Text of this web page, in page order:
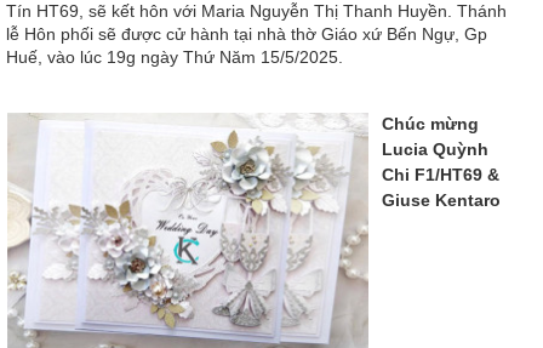
Tín HT69, sẽ kết hôn với Maria Nguyễn Thị Thanh Huyền. Thánh
lễ Hôn phối sẽ được cử hành tại nhà thờ Giáo xứ Bến Ngự, Gp
Huế, vào lúc 19g ngày Thứ Năm 15/5/2025.
Chúc mừng
Lucia Quỳnh
Chi F1/HT69 &
Giuse Kentaro